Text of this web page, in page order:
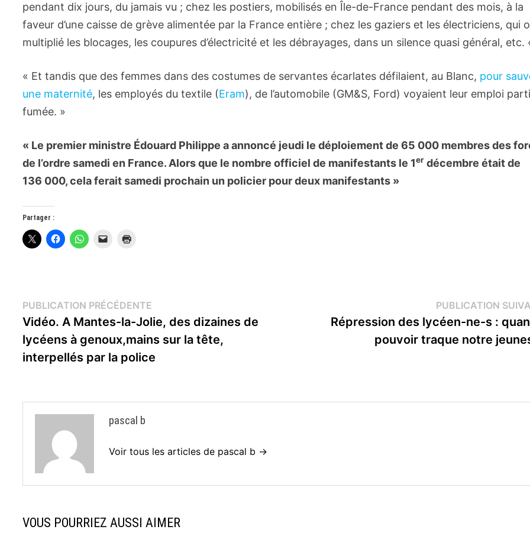
pendant dix jours, du jamais vu ; chez les postiers, mobilisés en Île-de-France pendant des mois, à la
faveur d’une caisse de grève alimentée par la France entière ; chez les gaziers et les électriciens, qui
multiplié les blocages, les coupures d’électricité et les débrayages, dans un silence quasi général, etc.
« Et tandis que des femmes dans des costumes de servantes écarlates défilaient, au Blanc, pour
une maternité, les employés du textile (Eram), de l’automobile (GM&S, Ford) voyaient leur emploi
fumée. »
« Le premier ministre Édouard Philippe a annoncé jeudi le déploiement de 65 000 membres des
de l’ordre samedi en France. Alors que le nombre officiel de manifestants le 1er décembre était de
136 000, cela ferait samedi prochain un policier pour deux manifestants »
Partager :
Navigation
de
l’article
PUBLICATION PRÉCÉDENTE
précédente :
Vidéo. A Mantes-la-Jolie, des dizaines de
lycéens à genoux,mains sur la tête,
interpellés par la police
PUBLICATION
Répression des lycéen-ne-s :
pouvoir traque notre
pascal b
Voir tous les articles de pascal b →
VOUS POURRIEZ AUSSI AIMER